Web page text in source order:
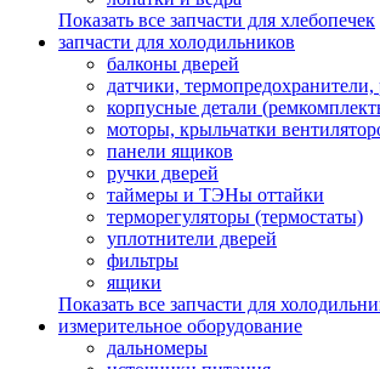
Показать все запчасти для хлебопечек
запчасти для холодильников
балконы дверей
датчики, термопредохранители,
корпусные детали
моторы, крыльчатки
панели ящиков
ручки дверей
таймеры и ТЭНы оттайки
терморегуляторы (термостаты)
уплотнители дверей
фильтры
ящики
Показать все запчасти для
измерительное оборудование
дальномеры